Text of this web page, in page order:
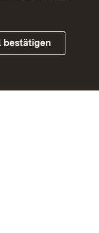
bestätigen